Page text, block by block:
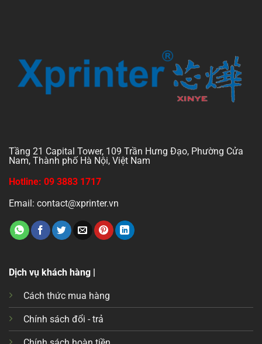
Tầng 21 Capital Tower, 109 Trần Hưng Đạo, Phường Cửa
Nam, Thành phố Hà Nội, Việt Nam
Hotline: 09 3883 1717
Email: contact@xprinter.vn
Dịch vụ khách hàng |
Cách thức mua hàng
Chính sách đổi - trả